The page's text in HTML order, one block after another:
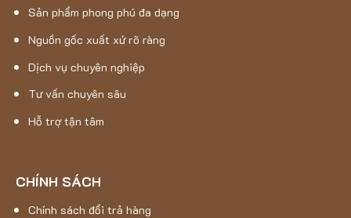
Sản phẩm phong phú đa dạng
Nguồn gốc xuất xứ rõ ràng
Dịch vụ chuyên nghiệp
Tư vấn chuyên sâu
Hỗ trợ tận tâm
CHÍNH SÁCH
Chính sách đổi trả hàng